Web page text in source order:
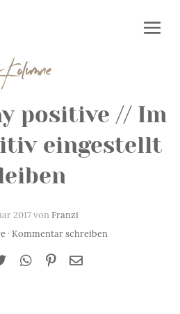
positive // Im
eingestellt
2017 vonFranzi
· Kommentar schreiben